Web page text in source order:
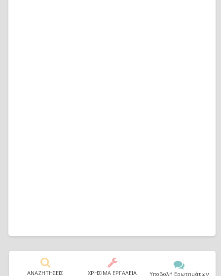
ΑΝΑΖΗΤΗΣΕΙΣ ΧΡΗΣΙΜΑ ΕΡΓΑΛΕΙΑ Υποβολή Ερωτημάτων